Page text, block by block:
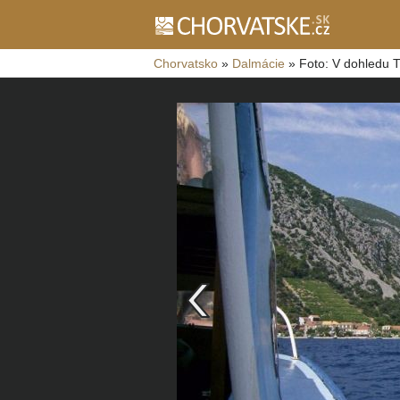
Chorvatsko » Dalmácie » Foto: V dohledu